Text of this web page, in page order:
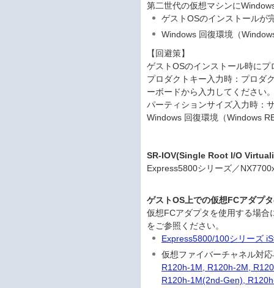
第二世代の仮想マシンに
ゲストOSのインストールが
Windows 回復環境（
【回避策】
ゲストOSのインストール時に
プロダクトキー入力時：プロダ
ーボードから入力してください
パーティションサイズ入力時：
Windows 回復環境（Windows
SR-IOV(Single Root I/O
Express5800シリーズ／
ゲストOS上での仮想FCアダプ
仮想FCアダプタを使用する場合
をご参照ください。
Express5800/100シリーズ
仮想ファイバーチャネル対
R120h-1M, R120h-2M,
R120h-1M(2nd-Gen),